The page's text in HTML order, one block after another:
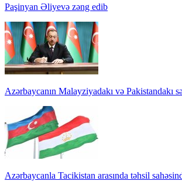
Paşinyan Əliyevə zəng edib
Azərbaycanın Malayziyadakı və Pakistandakı
Azərbaycanla Tacikistan arasında təhsil